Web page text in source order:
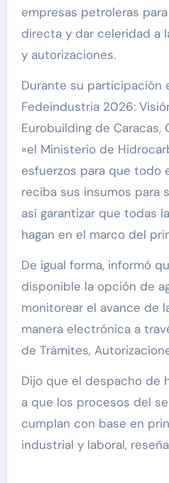
empresas petroleras
directa y dar celeridad a
y autorizaciones.
Durante su participación
Fedeindustria 2026:
Eurobuilding de
«el Ministerio de
esfuerzos para que todo
reciba sus insumos para
así garantizar que todas
hagan en el marco del
De igual forma, informó
disponible la opción de
monitorear el avance de
manera electrónica a
de Trámites,
Dijo que el despacho de
a que los procesos del
cumplan con base en
industrial y laboral,